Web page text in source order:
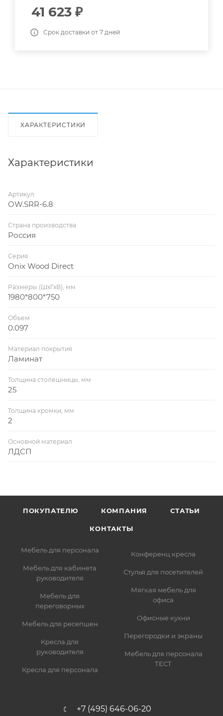
41 623 ₽
Срок доставки от 7 дней
ХАРАКТЕРИСТИКИ
Характеристики
Артикул
OW.SRR-6.8
Страна производства
Россия
Серия
Onix Wood Direct
Размеры (ШхГхВ), мм
1980*800*750
Объем
0.097
Материал покрытия
Ламинат
Толщина столешницы, мм
25
Толщина кромки, мм
2
Основной материал
ЛДСП
ПОКУПАТЕЛЮ КОМПАНИЯ СТАТЬИ
КОНТАКТЫ
Мебель для персонала
Мебель для кабинета
руководителя
Мебель для
переговорных
Мебель для ресепшен
Кресла для
руководителя
Кресла для персонала
Конференц кресла
Стулья для посетителей
Мягкая мебель для
офиса
Офисные кухни
Перегородки и экраны
Мебель для персонала
ТЕСТ
+7 (495) 646-06-20